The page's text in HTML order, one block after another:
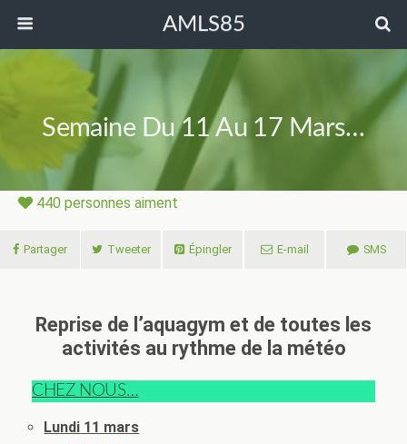
AMLS85
Semaine Du 11 Au 17 Mars…
440 personnes aiment
Partager Tweeter Épingler E-mail SMS
Reprise de l’aquagym et de toutes les
activités au rythme de la météo
CHEZ NOUS…
Lundi 11 mars